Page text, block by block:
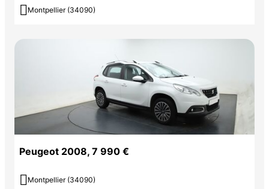
 Montpellier (34090)
Peugeot 2008, 7 990 €
 Montpellier (34090)